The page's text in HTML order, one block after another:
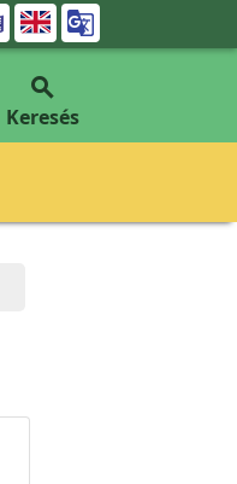


Keresés